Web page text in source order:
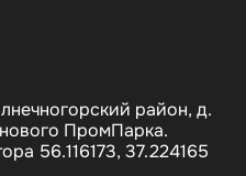
район, д.
ПромПарка.
56.116173, 37.224165